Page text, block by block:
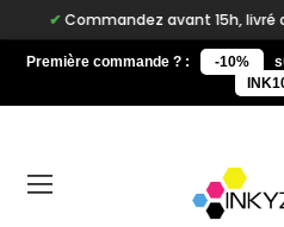
Commandez avant 15h, livré demain.
Première commande ? : -10%